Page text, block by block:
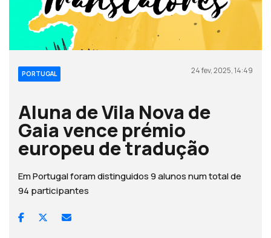
PORTUGAL 24 fev, 2025, 14:49
Aluna de Vila Nova de
Gaia vence prémio
europeu de tradução
Em Portugal foram distinguidos 9 alunos num total de
94 participantes